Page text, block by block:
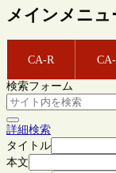
メインメニュ
CA-R
検索フォーム
詳細検索
タイトル
本文